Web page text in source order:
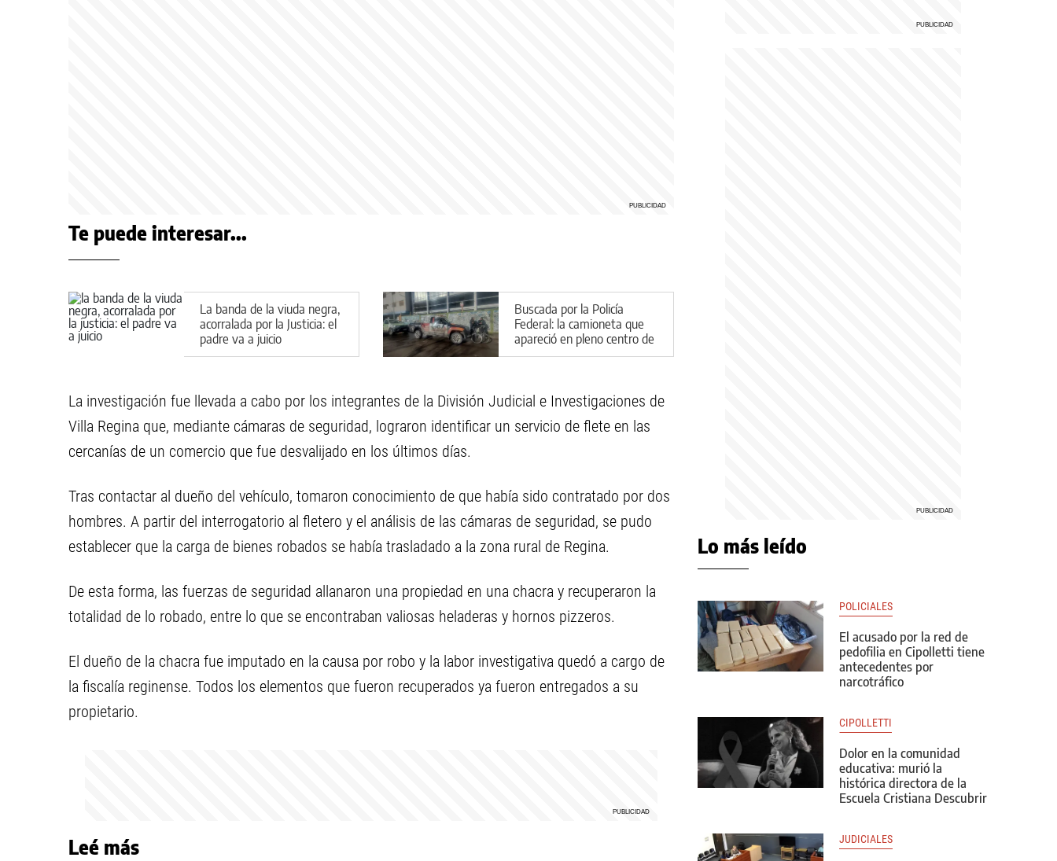
Te puede interesar...
La banda de la viuda negra,
acorralada por la Justicia: el
padre va a juicio
Buscada por la Policía
Federal: la camioneta que
apareció en pleno centro de
Cipolletti
La investigación fue llevada a cabo por los integrantes de la División Judicial e Investigaciones de
Villa Regina que, mediante cámaras de seguridad, lograron identificar un servicio de flete en las
cercanías de un comercio que fue desvalijado en los últimos días.
Tras contactar al dueño del vehículo, tomaron conocimiento de que había sido contratado por dos
hombres. A partir del interrogatorio al fletero y el análisis de las cámaras de seguridad, se pudo
establecer que la carga de bienes robados se había trasladado a la zona rural de Regina.
De esta forma, las fuerzas de seguridad allanaron una propiedad en una chacra y recuperaron la
totalidad de lo robado, entre lo que se encontraban valiosas heladeras y hornos pizzeros.
El dueño de la chacra fue imputado en la causa por robo y la labor investigativa quedó a cargo de
la fiscalía reginense. Todos los elementos que fueron recuperados ya fueron entregados a su
propietario.
Leé más
Lo más leído
POLICIALES
El acusado por la red de
pedofilia en Cipolletti tiene
antecedentes por
narcotráfico
CIPOLLETTI
Dolor en la comunidad
educativa: murió la
histórica directora de la
Escuela Cristiana Descubrir
JUDICIALES